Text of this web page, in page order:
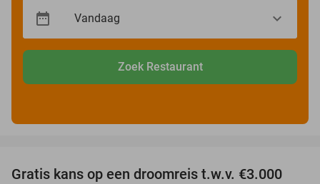
Zoek Restaurant
Gratis kans op een droomreis t.w.v. €3.000